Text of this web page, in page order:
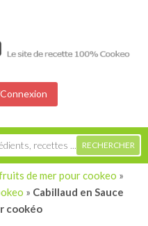
de mer pour cookeo »
» Cabillaud en Sauce
cookéo